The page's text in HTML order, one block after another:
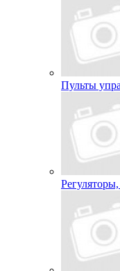
Пульты